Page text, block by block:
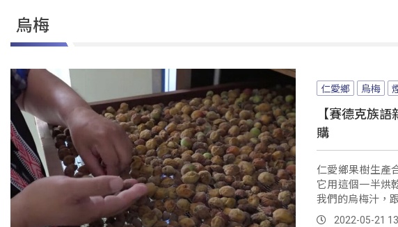
烏梅
仁愛鄉 烏梅
【賽德克族
購
仁愛鄉果樹生產
它用這個一半烘
我們的烏梅汁，
2022-05-21